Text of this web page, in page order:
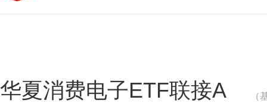
华夏消费电子ETF联接A （